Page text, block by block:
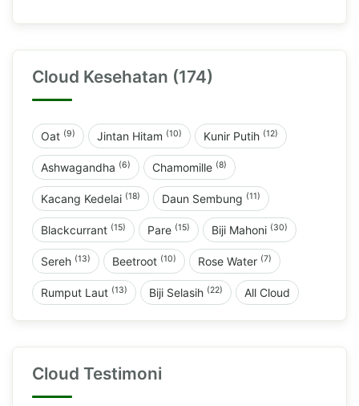
Cloud Kesehatan (174)
Oat (9) Jintan Hitam (10) Kunir Putih (12)
Ashwagandha (6) Chamomille (8)
Kacang Kedelai (18) Daun Sembung (11)
Blackcurrant (15) Pare (15) Biji Mahoni (30)
Sereh (13) Beetroot (10) Rose Water (7)
Rumput Laut (13) Biji Selasih (22) All Cloud
Cloud Testimoni